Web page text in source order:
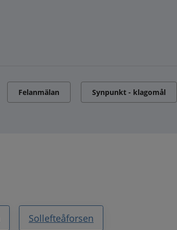
Felanmälan Synpunkt - klagomål
Sollefteåforsen